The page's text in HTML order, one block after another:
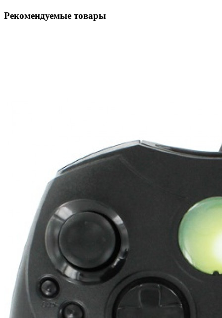
Рекомендуемые товары